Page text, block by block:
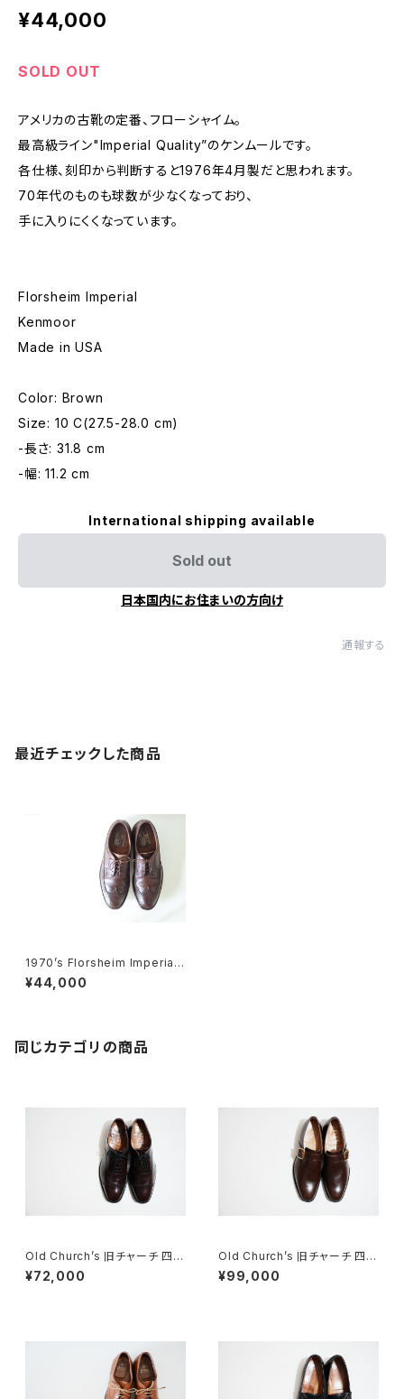
¥44,000
SOLD OUT
アメリカの古靴の定番、フローシャイム。
最高級ライン"Imperial Quality”のケンムールです。
各仕様、刻印から判断すると1976年4月製だと思われます。
70年代のものも球数が少なくなっており、
手に入りにくくなっています。
Florsheim Imperial
Kenmoor
Made in USA
Color: Brown
Size: 10 C(27.5-28.0 cm)
-長さ: 31.8 cm
-幅: 11.2 cm
International shipping available
Sold out
日本国内にお住まいの方向け
通報する
最近チェックした商品
1970’s Florsheim Imperial
Kenmoor ケンムール 10C
¥44,000
同じカテゴリの商品
Old Church’s 旧チャーチ 四都
市 BELMONTパンチドキャップ
トウ 85G
¥72,000
Old Church’s 旧チャーチ 四都
市 ASTON シングルモンク 85
F
¥99,000